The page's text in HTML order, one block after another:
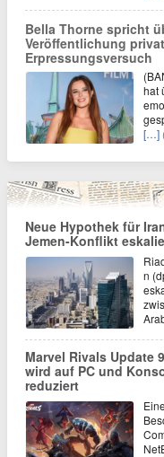
Bella Thorne spricht
Veröffentlichung
Erpressungsversuch
hat
[…]
Neue Hypothek für
Jemen-Konflikt
n
Marvel Rivals Update
wird auf PC und
reduziert